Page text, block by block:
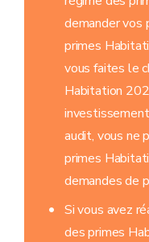
demander vos
primes
vous faites le
Habitation
audit, vous ne
primes
demandes de
Si vous avez
des primes